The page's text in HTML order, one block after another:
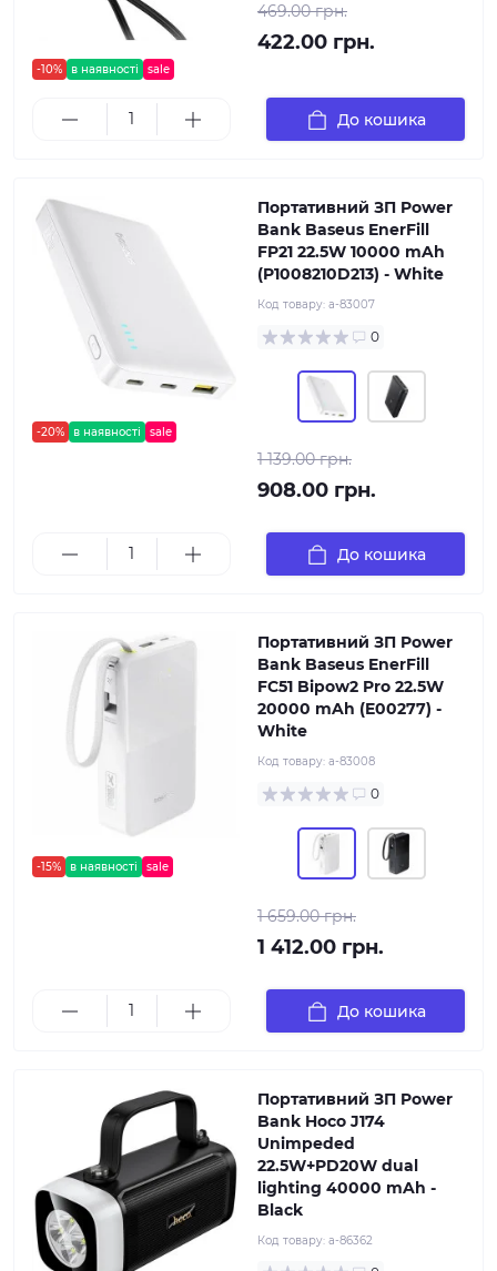
-10% в наявності sale
469.00 грн.
422.00 грн.
До кошика
-20% в наявності sale
Портативний ЗП Power
Bank Baseus EnerFill
FP21 22.5W 10000 mAh
(P1008210D213) - White
Код товару: a-83007
0
1 139.00 грн.
908.00 грн.
До кошика
-15% в наявності sale
Портативний ЗП Power
Bank Baseus EnerFill
FC51 Bipow2 Pro 22.5W
20000 mAh (E00277) -
White
Код товару: a-83008
0
1 659.00 грн.
1 412.00 грн.
До кошика
Портативний ЗП Power
Bank Hoco J174
Unimpeded
22.5W+PD20W dual
lighting 40000 mAh -
Black
Код товару: a-86362